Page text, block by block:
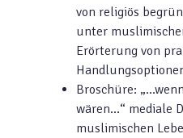
von religiös
unter
Erörterung von
Broschüre:
wären…“ mediale
muslimischen